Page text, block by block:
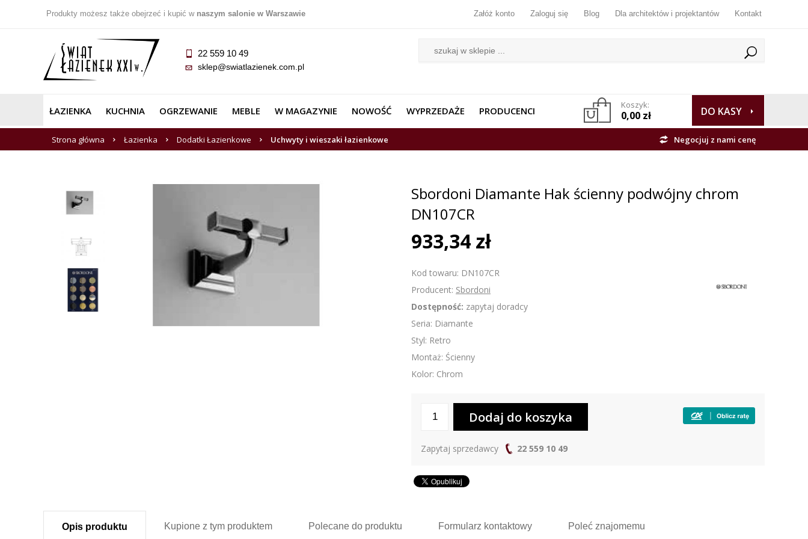
Produkty możesz także obejrzeć i kupić w naszym salonie w Warszawie Załóż konto Zaloguj się Blog Dla architektów i projektantów Kontakt
22 559 10 49
sklep@swiatlazienek.com.pl
ŁAZIENKA KUCHNIA OGRZEWANIE MEBLE W MAGAZYNIE NOWOŚĆ WYPRZEDAŻE PRODUCENCI Koszyk:
0,00 zł DO KASY
Strona główna Łazienka Dodatki Łazienkowe Uchwyty i wieszaki łazienkowe Negocjuj z nami cenę
Sbordoni Diamante Hak ścienny podwójny chrom
DN107CR
933,34 zł
Kod towaru: DN107CR
Producent: Sbordoni
Dostępność: zapytaj doradcy
Seria: Diamante
Styl: Retro
Montaż: Ścienny
Kolor: Chrom
Zapytaj sprzedawcy 22 559 10 49
Opis produktu Kupione z tym produktem Polecane do produktu Formularz kontaktowy Poleć znajomemu